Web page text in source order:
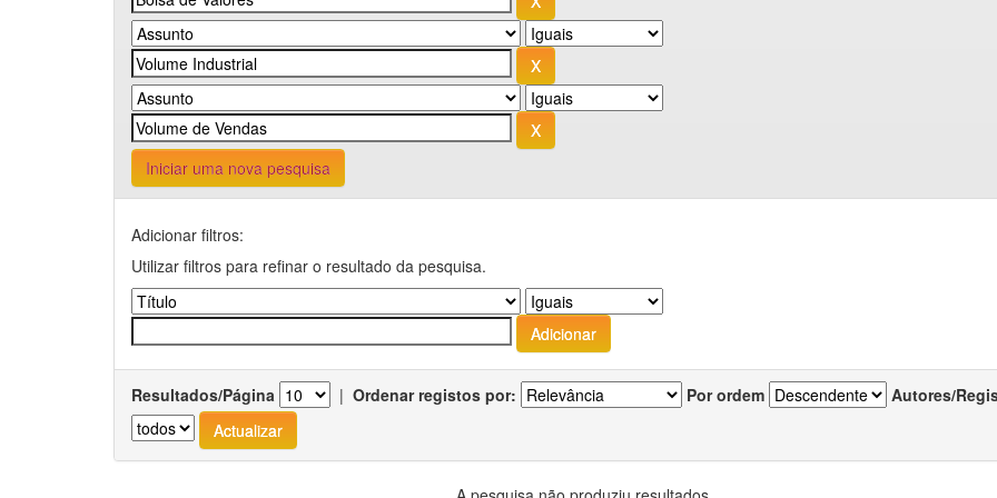
Iniciar uma nova pesquisa
Adicionar filtros:
Utilizar filtros para refinar o resultado da pesquisa.
Resultados/Página | Ordenar registos por: Por ordem Autores/